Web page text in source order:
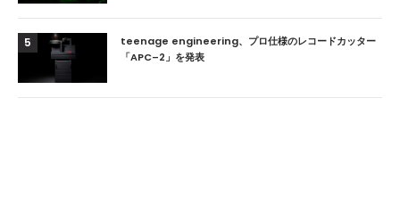
5
teenage engineering、プロ仕様のレコードカッター
「APC–2」を発表